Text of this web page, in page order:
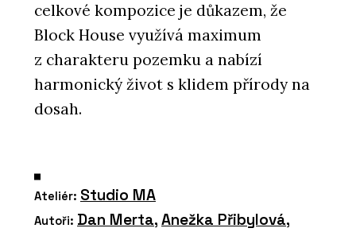
celkové kompozice je důkazem, že
Block House využívá maximum
z charakteru pozemku a nabízí
harmonický život s klidem přírody na
dosah.
Ateliér: Studio MA
Autoři: Dan Merta, Anežka Přibylová,